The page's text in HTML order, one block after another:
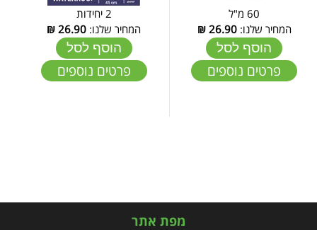
60 מ"ל
המחיר שלנו:26.90
₪
הוסף לסל
פרטים נוספים
2 יחידות
המחיר שלנו: 26.90
₪
הוסף לסל
פרטים נוספים
מפת אתר